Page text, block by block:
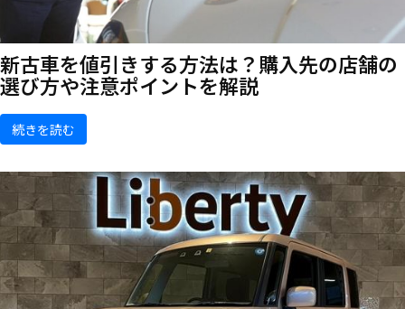
新古車を値引きする方法は？購入先の店舗の
選び方や注意ポイントを解説
続きを読む